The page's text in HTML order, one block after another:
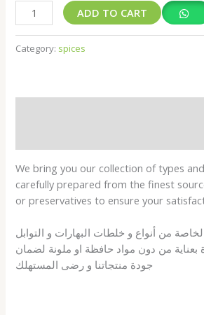
ADD TO CART
Category: spices
We bring you our collection of types
carefully prepared from the finest
or preservatives to ensure your
من أنواع و خلطات البهارات و التوابل
بعناية من دون مواد حافظة او ملونة لضمان
جودة منتجاتنا و رضى المستهلك